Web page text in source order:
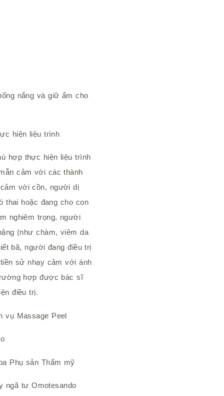
nắng và giữ ẩm cho
hiện liệu trình
hợp thực hiện liệu trình
cảm với các thành
với cồn, người dị
thai hoặc đang cho con
nghiêm trọng, người
(như chàm, viêm da
bã, người đang điều trị
sử nhạy cảm với ánh
hợp được bác sĩ
điều trị.
vụ Massage Peel
Phụ sản Thẩm mỹ
ngã tư Omotesando